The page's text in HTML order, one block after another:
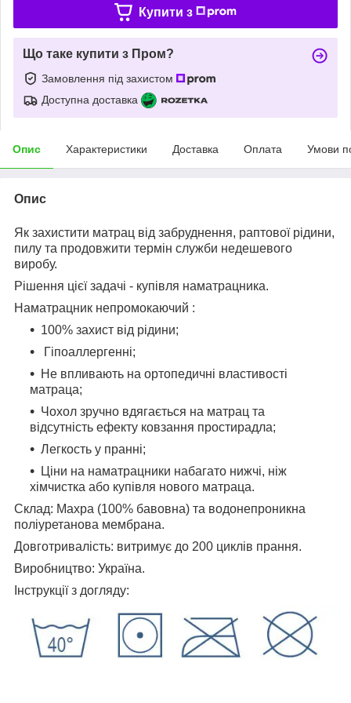
Купити з
Що таке купити з Пром?
Замовлення під захистом
Доступна доставка
Опис Характеристики Доставка Оплата Умови
Опис
Як захистити матрац від забруднення, раптової рідини,
пилу та продовжити термін служби недешевого
виробу.
Рішення цієї задачі - купівля наматрацника.
Наматрацник непромокаючий :
100% захист від рідини;
Гіпоаллергенні;
Не впливають на ортопедичні властивості
матраца;
Чохол зручно вдягається на матрац та
відсутність ефекту ковзання простирадла;
Легкость у пранні;
Ціни на наматрацники набагато нижчі, ніж
хімчистка або купівля нового матраца.
Склад: Махра (100% бавовна) та водонепроникна
поліуретанова мембрана.
Довготривалість: витримує до 200 циклів прання.
Виробництво: Україна.
Інструкції з догляду: